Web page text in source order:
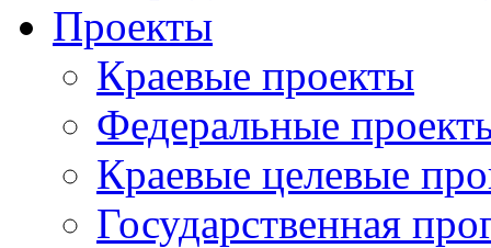
Проекты
Краевые проекты
Федеральные
Краевые целевые
Государственная